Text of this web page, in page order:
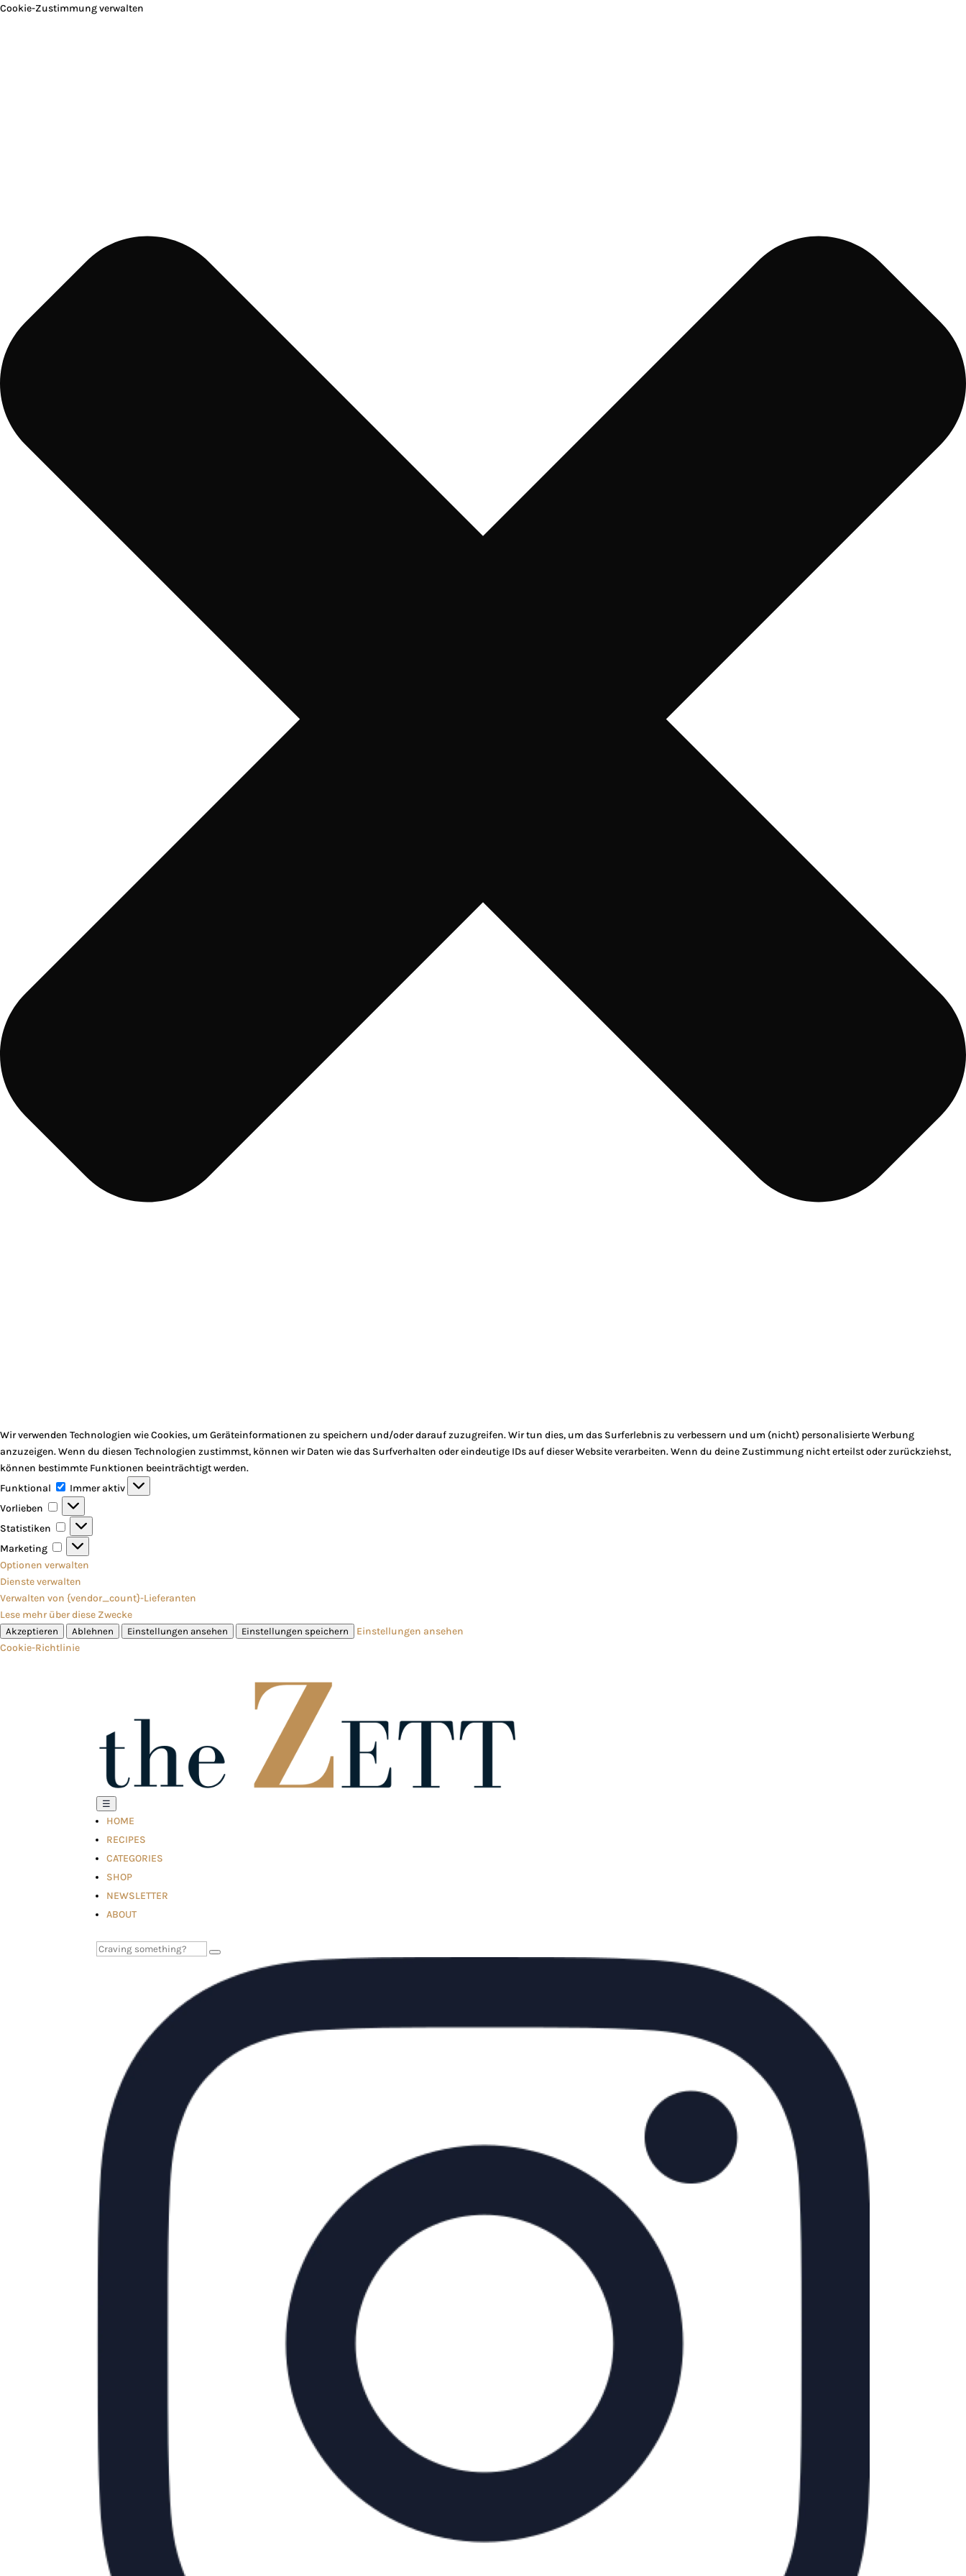
Cookie-Zustimmung verwalten
Wir verwenden Technologien wie Cookies, um Geräteinformationen zu speichern und/oder darauf zuzugreifen. Wir tun dies, um das Surferlebnis zu verbessern und um (nicht) personalisierte Werbung
anzuzeigen. Wenn du diesen Technologien zustimmst, können wir Daten wie das Surfverhalten oder eindeutige IDs auf dieser Website verarbeiten. Wenn du deine Zustimmung nicht erteilst oder zurückziehst,
können bestimmte Funktionen beeinträchtigt werden.
Funktional
Funktional
Immer aktiv
Vorlieben
Vorlieben
Statistiken
Statistiken
Marketing
Marketing
Optionen verwalten
Dienste verwalten
Verwalten von {vendor_count}-Lieferanten
Lese mehr über diese Zwecke
Akzeptieren Ablehnen Einstellungen ansehen Einstellungen speichern
Einstellungen ansehen
Cookie-Richtlinie
☰
HOME
RECIPES
CATEGORIES
SHOP
NEWSLETTER
ABOUT